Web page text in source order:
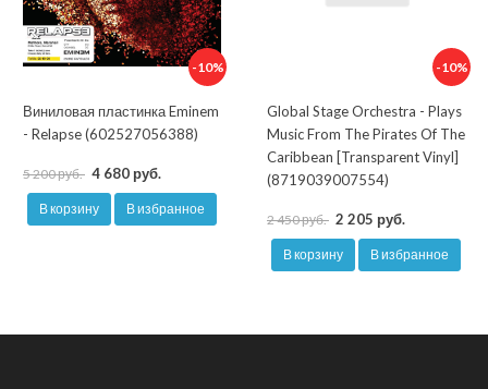
-10%
Виниловая пластинка Eminem
- Relapse (602527056388)
5 200 руб. 4 680 руб.
В корзину В избранное
-10%
Global Stage Orchestra - Plays
Music From The Pirates Of The
Caribbean [Transparent Vinyl]
(8719039007554)
2 450 руб. 2 205 руб.
В корзину В избранное